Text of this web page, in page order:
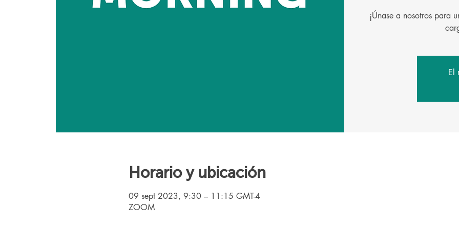
¡Únase a nosotros para
El
Horario y ubicación
09 sept 2023, 9:30 – 11:15 GMT-4
ZOOM